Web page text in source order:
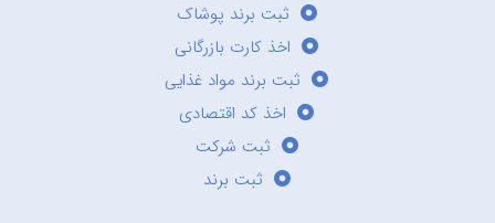
ثبت برند پوشاک
اخذ کارت بازرگانی
ثبت برند مواد غذایی
اخذ کد اقتصادی
ثبت شرکت
ثبت برند